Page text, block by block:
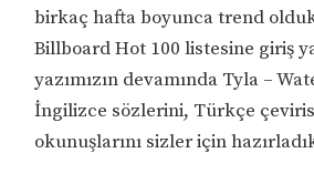
birkaç hafta boyunca trend
Billboard Hot 100 listesine giriş
yazımızın devamında Tyla –
İngilizce sözlerini, Türkçe
okunuşlarını sizler için